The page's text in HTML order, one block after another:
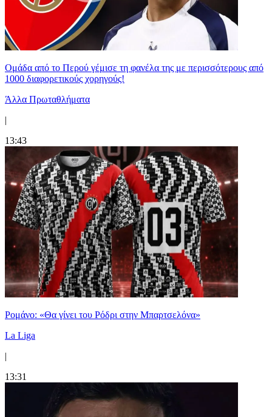
Ομάδα από το Περού γέμισε τη φανέλα της με περισσότερους από
1000 διαφορετικούς χορηγούς!
Άλλα Πρωταθλήματα
|
13:43
Ρομάνο: «Θα γίνει του Ρόδρι στην Μπαρτσελόνα»
La Liga
|
13:31